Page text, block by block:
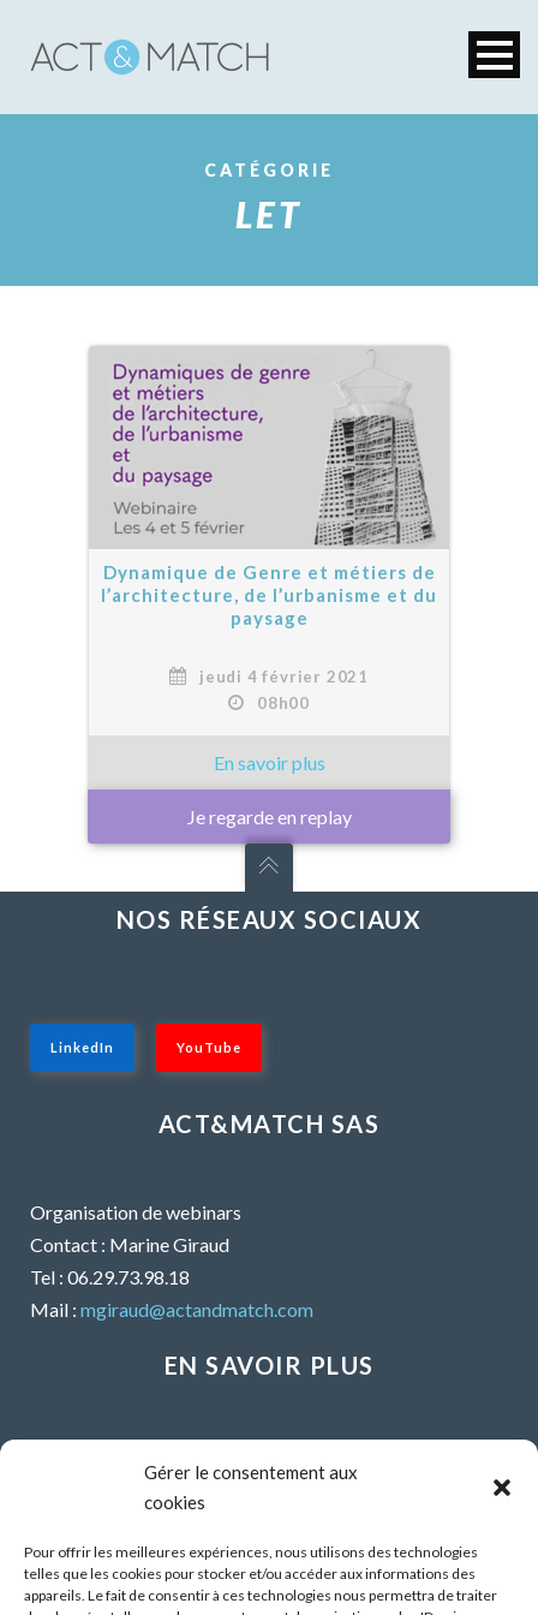
Gérer le consentement aux
cookies
Pour offrir les meilleures expériences, nous utilisons des technologies
telles que les cookies pour stocker et/ou accéder aux informations des
appareils. Le fait de consentir à ces technologies nous permettra de traiter
CATÉGORIE
LET
Dynamique de Genre et métiers de
l’architecture, de l’urbanisme et du
paysage
jeudi 4 février 2021
08h00
Je regarde en replay
NOS RÉSEAUX SOCIAUX
LinkedIn YouTube
ACT&MATCH SAS
Organisation de webinars
Contact : Marine Giraud
Tel : 06.29.73.98.18
Mail : mgiraud@actandmatch.com
EN SAVOIR PLUS
Organiser un webinar
Mentions légales
CGU